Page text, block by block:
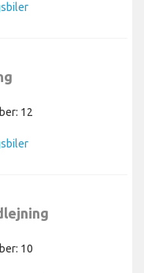
12
10